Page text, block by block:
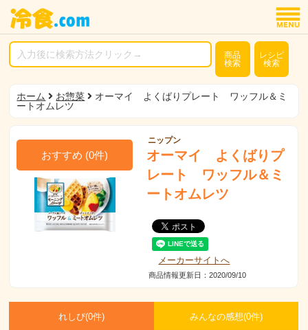
商品
検索
レシピ
検索
ホーム お惣菜
オーマイ よくばりプレート ワッフル＆ミ
ートオムレツ
おすすめ (0件)
ニップン
オーマイ よくばりプ
レート ワッフル＆ミ
ートオムレツ
メーカーサイトへ
商品情報更新日：2020/09/10
れしぴ(0件) みんなの感想(0件)